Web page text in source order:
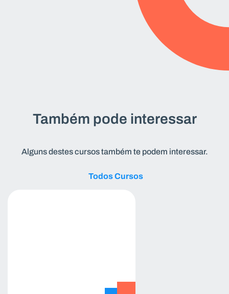
Também pode interessar
Alguns destes cursos também te podem interessar.
Todos Cursos